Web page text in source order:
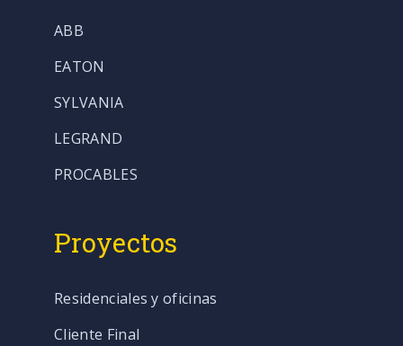
ABB
EATON
SYLVANIA
LEGRAND
PROCABLES
Proyectos
Residenciales y oficinas
Cliente Final